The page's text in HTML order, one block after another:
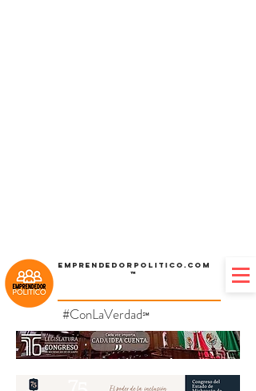
Emprendedorpolitico.com
™
#ConLaVerdad℠